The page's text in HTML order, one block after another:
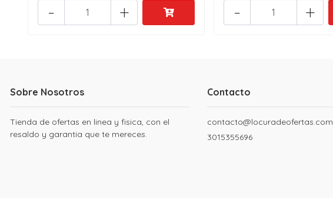
+
- +
-
Sobre Nosotros
Tienda de ofertas en linea y fisica, con el
resaldo y garantia que te mereces.
Contacto
contacto@locuradeofertas.com
3015355696